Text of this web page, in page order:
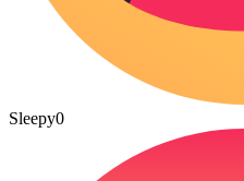
Sleepy0